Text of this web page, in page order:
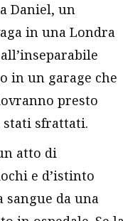
Daniel, un
in una Londra
in un garage che
presto
stati sfrattati.
atto di
e d’istinto
sangue da una